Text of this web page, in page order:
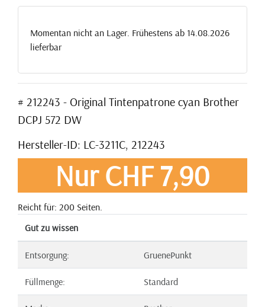
Momentan nicht an Lager. Frühestens ab 14.08.2026
lieferbar
# 212243 - Original Tintenpatrone cyan Brother
DCPJ 572 DW
Hersteller-ID: LC-3211C, 212243
Nur CHF 7,90
Reicht für: 200 Seiten.
Gut zu wissen
Entsorgung: GruenePunkt
Füllmenge: Standard